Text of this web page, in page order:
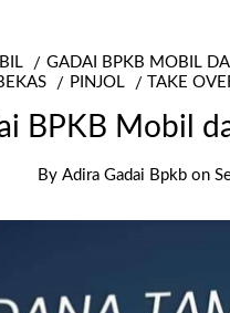
GADAI BPKB MOBIL
PINJOL TAKE
BPKB Mobil
By Adira Gadai Bpkb on